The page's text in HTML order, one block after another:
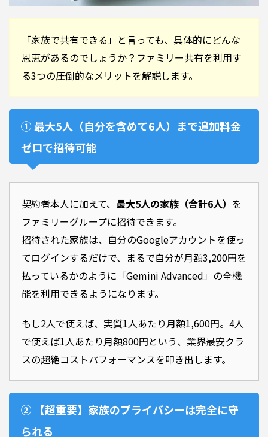
「家族で共有できる」と言っても、具体的にどんな
恩恵があるのでしょうか？ファミリー共有を利用す
る3つの圧倒的なメリットを解説します。
① 最大5人（自分を含めて6人）まで追加料金
ゼロで招待可能
契約者本人に加えて、 最大5人の家族（合計6人） を
ファミリーグループに招待できます。
招待された家族は、自分のGoogleアカウントを使っ
てログインするだけで、まるで自分が月額3,200円を
払っているかのように「Gemini Advanced」の全機
能を利用できるようになります。
もし2人で使えば、実質1人あたり月額1,600円。4人
で使えば1人あたり月額800円という、業界最安クラ
スの超絶コストパフォーマンスを叩き出します。
② 【超重要】家族のプライバシーは完全に守
られる